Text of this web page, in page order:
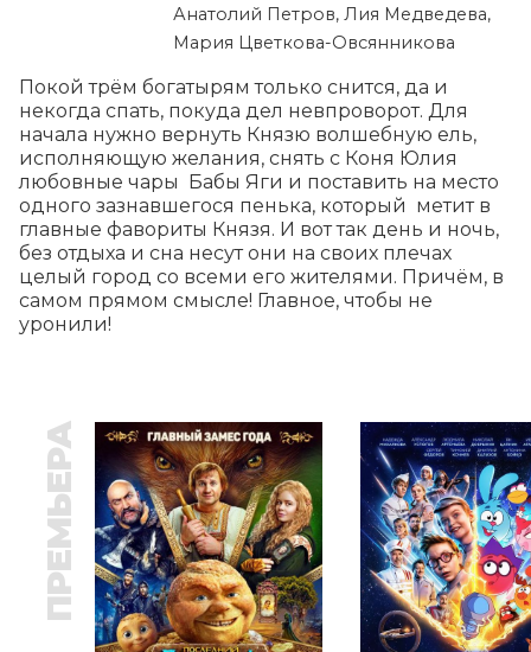
Анатолий Петров, Лия Медведева,
Мария Цветкова-Овсянникова
Покой трём богатырям только снится, да и
некогда спать, покуда дел невпроворот. Для
начала нужно вернуть Князю волшебную ель,
исполняющую желания, снять с Коня Юлия
любовные чары  Бабы Яги и поставить на место
одного зазнавшегося пенька, который  метит в
главные фавориты Князя. И вот так день и ночь,
без отдыха и сна несут они на своих плечах
целый город со всеми его жителями. Причём, в
самом прямом смысле! Главное, чтобы не
уронили!
ПРЕМЬЕРА